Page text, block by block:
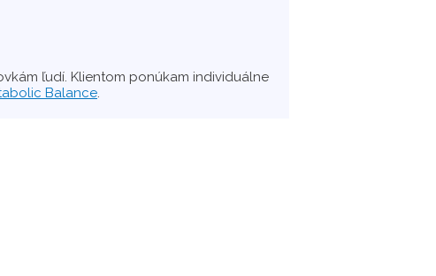
ľudí. Klientom ponúkam individuálne
Balance.